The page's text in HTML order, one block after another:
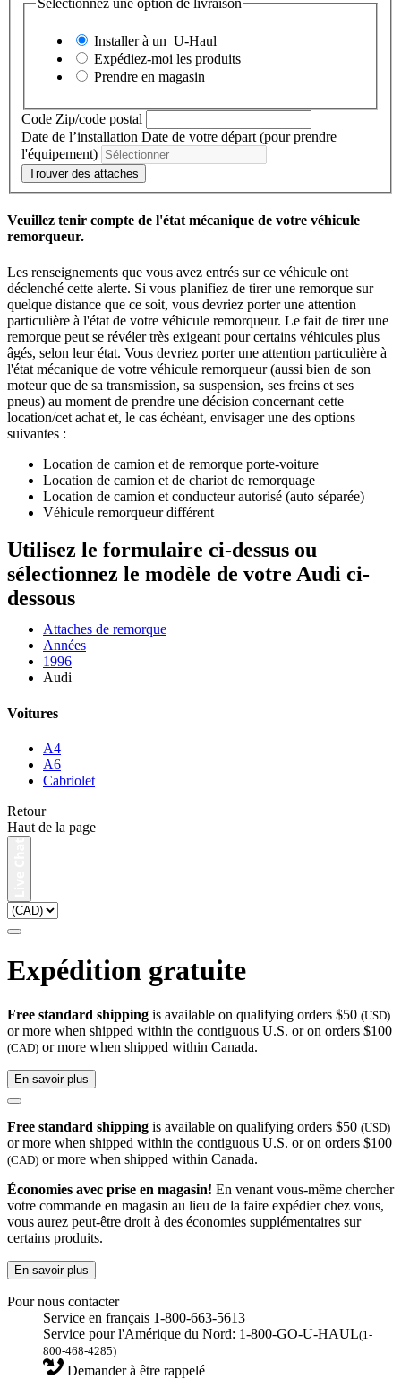
Sélectionnez une option de livraison
Installer à un U-Haul
Expédiez-moi les produits
Prendre en magasin
Code Zip/code postal
Date de l’installation Date de votre départ (pour prendre
l'équipement)
Trouver des attaches
Veuillez tenir compte de l'état mécanique de votre véhicule
remorqueur.
Les renseignements que vous avez entrés sur ce véhicule ont
déclenché cette alerte. Si vous planifiez de tirer une remorque sur
quelque distance que ce soit, vous devriez porter une attention
particulière à l'état de votre véhicule remorqueur. Le fait de tirer une
remorque peut se révéler très exigeant pour certains véhicules plus
âgés, selon leur état. Vous devriez porter une attention particulière à
l'état mécanique de votre véhicule remorqueur (aussi bien de son
moteur que de sa transmission, sa suspension, ses freins et ses
pneus) au moment de prendre une décision concernant cette
location/cet achat et, le cas échéant, envisager une des options
suivantes :
Location de camion et de remorque porte-voiture
Location de camion et de chariot de remorquage
Location de camion et conducteur autorisé (auto séparée)
Véhicule remorqueur différent
Utilisez le formulaire ci-dessus ou
sélectionnez le modèle de votre Audi ci-
dessous
Attaches de remorque
Années
1996
Audi
Voitures
A4
A6
Cabriolet
Retour
Haut de la page
Expédition gratuite
Free standard shipping is available on qualifying orders $50 (USD)
or more when shipped within the contiguous U.S. or on orders $100
(CAD) or more when shipped within Canada.
En savoir plus
Free standard shipping is available on qualifying orders $50 (USD)
or more when shipped within the contiguous U.S. or on orders $100
(CAD) or more when shipped within Canada.
Économies avec prise en magasin! En venant vous-même chercher
votre commande en magasin au lieu de la faire expédier chez vous,
vous aurez peut-être droit à des économies supplémentaires sur
certains produits.
En savoir plus
Pour nous contacter
Service en français 1-800-663-5613
Service pour l'Amérique du Nord: 1-800-GO-U-HAUL(1-
800-468-4285)
Demander à être rappelé